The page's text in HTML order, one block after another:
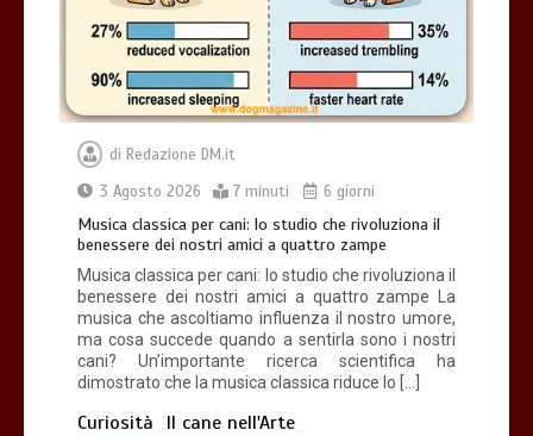
di Redazione DM.it
3 Agosto 2026
7 minuti 6 giorni
Musica classica per cani: lo studio che rivoluziona il
benessere dei nostri amici a quattro zampe
Musica classica per cani: lo studio che rivoluziona il
benessere dei nostri amici a quattro zampe La
musica che ascoltiamo influenza il nostro umore,
ma cosa succede quando a sentirla sono i nostri
cani? Un’importante ricerca scientifica ha
dimostrato che la musica classica riduce lo […]
Curiosità Il cane nell'Arte